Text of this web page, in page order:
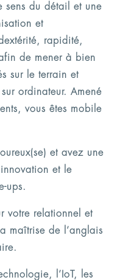
sens du détail et une
et
rapidité,
de mener à bien
sur le terrain et
ordinateur. Amené
vous êtes mobile
et avez une
et le
ups.
votre relationnel et
maîtrise de l’anglais
l’IoT, les